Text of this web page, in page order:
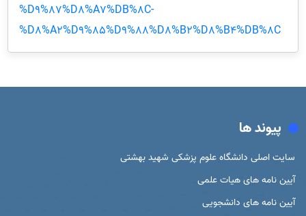
%D9%87%D8%A7%DB%8C-
%D8%A2%D9%85%D9%88%D8%B2%D8%B4%DB%8C
پیوند ها
سایت اصلی دانشگاه علوم پزشکی شهید بهشتی
آیین نامه های هیات علمی
آیین نامه های دانشجویی